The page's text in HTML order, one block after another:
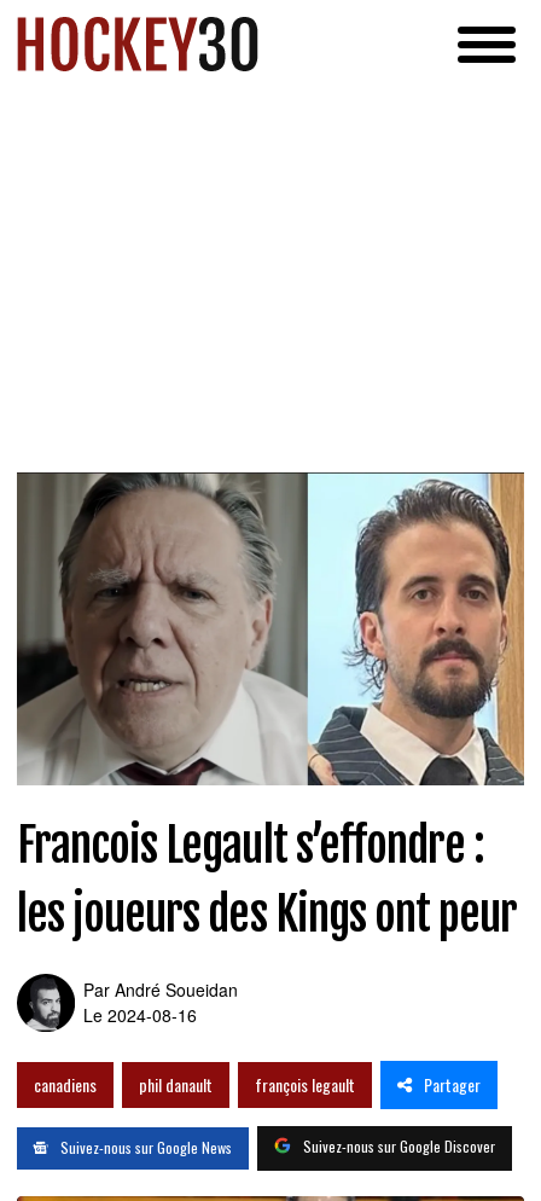
Francois Legault s’effondre :
les joueurs des Kings ont peur
Par André Soueidan
Le 2024-08-16
canadiens phil danault françois legault Partager
Suivez-nous sur Google News Suivez-nous sur Google Discover